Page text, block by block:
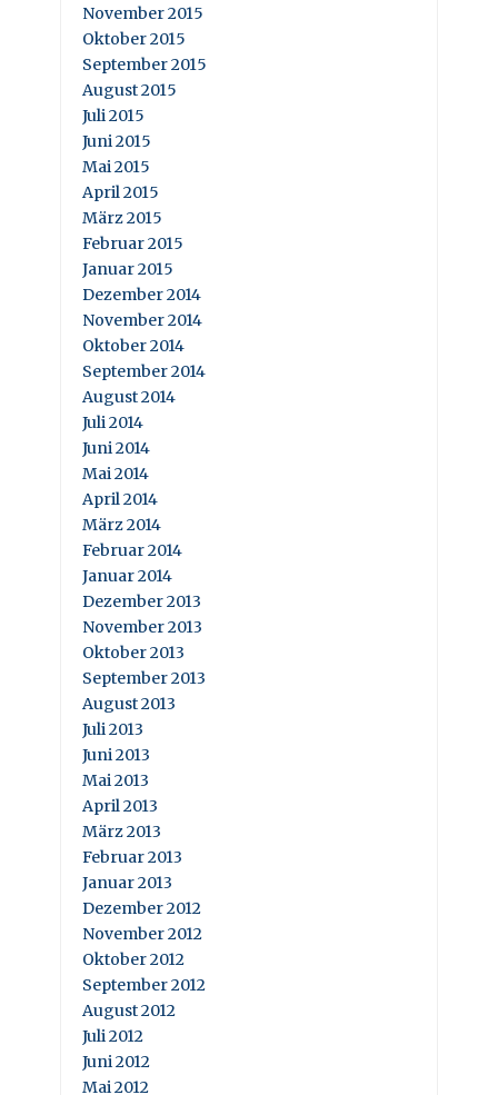
November 2015
Oktober 2015
September 2015
August 2015
Juli 2015
Juni 2015
Mai 2015
April 2015
März 2015
Februar 2015
Januar 2015
Dezember 2014
November 2014
Oktober 2014
September 2014
August 2014
Juli 2014
Juni 2014
Mai 2014
April 2014
März 2014
Februar 2014
Januar 2014
Dezember 2013
November 2013
Oktober 2013
September 2013
August 2013
Juli 2013
Juni 2013
Mai 2013
April 2013
März 2013
Februar 2013
Januar 2013
Dezember 2012
November 2012
Oktober 2012
September 2012
August 2012
Juli 2012
Juni 2012
Mai 2012